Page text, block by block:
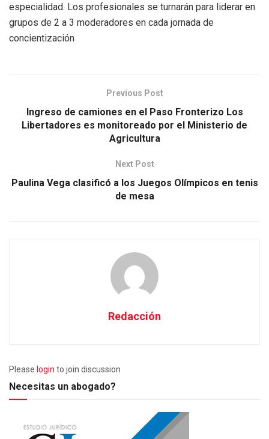
especialidad. Los profesionales se turnarán para liderar en
grupos de 2 a 3 moderadores en cada jornada de
concientización
Previous Post
Ingreso de camiones en el Paso Fronterizo Los
Libertadores es monitoreado por el Ministerio de
Agricultura
Next Post
Paulina Vega clasificó a los Juegos Olímpicos en tenis
de mesa
Redacción
Please login to join discussion
Necesitas un abogado?